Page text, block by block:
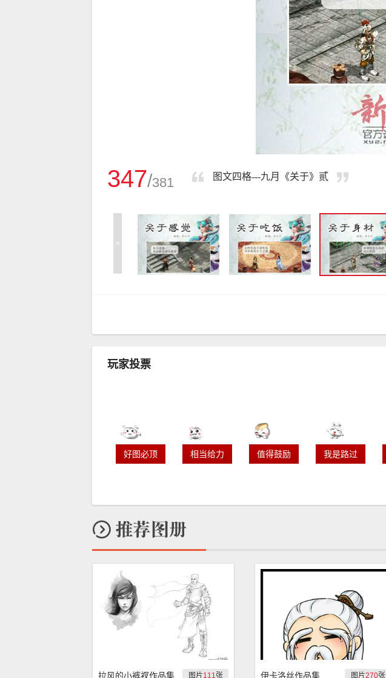
347/381 图文四格---九月《关于》贰
<
玩家投票
好图必顶 相当给力 值得鼓励 我是路过
图片111张
拉风的小裤衩作品集 图片270张
伊卡洛丝作品集